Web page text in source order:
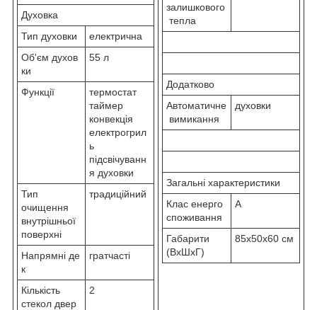
Духовка
Тип духовки
електрична
Об'єм духов
ки
55 л
Функції
термостат
таймер
конвекція
електрогрил
ь
підсвічуванн
я духовки
Тип
очищення
внутрішньої
поверхні
традиційний
Напрямні де
к
гратчасті
Кількість
стекол двер
2
залишкового
тепла
Додатково
Автоматичне
вимикання
духовки
Загальні характеристики
Клас енерго
споживання
A
Габарити
(ВхШхГ)
85x50x60 см